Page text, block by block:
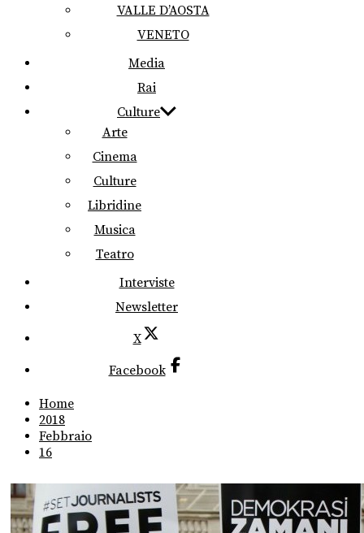
VALLE D’AOSTA
VENETO
Media
Rai
Culture
Arte
Cinema
Culture
Libridine
Musica
Teatro
Interviste
Newsletter
X
Facebook
Home
2018
Febbraio
16